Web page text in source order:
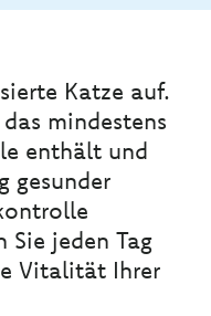
Katze auf.
mindestens
enthält und
gesunder
jeden Tag
Vitalität Ihrer